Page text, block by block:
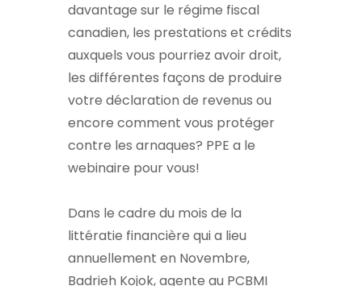
davantage sur le régime fiscal
canadien, les prestations et crédits
auxquels vous pourriez avoir droit,
les différentes façons de produire
votre déclaration de revenus ou
encore comment vous protéger
contre les arnaques? PPE a le
webinaire pour vous!
Dans le cadre du mois de la
littératie financière qui a lieu
annuellement en Novembre,
Badrieh Kojok, agente au PCBMI